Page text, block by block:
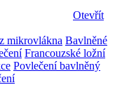
Otevřít
mikrovlákna Bavlněné
Francouzské ložní
Povlečení bavlněný